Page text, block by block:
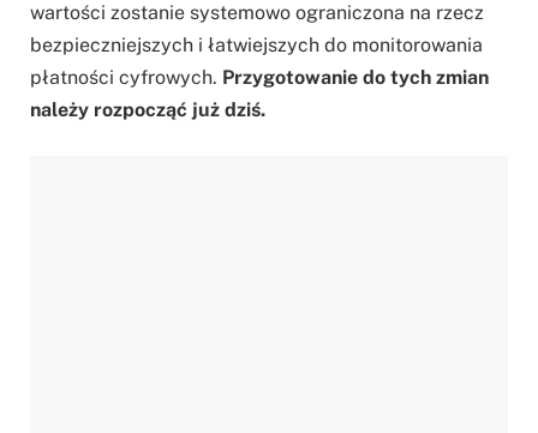
wartości zostanie systemowo ograniczona na rzecz
bezpieczniejszych i łatwiejszych do monitorowania
płatności cyfrowych. Przygotowanie do tych zmian
należy rozpocząć już dziś.